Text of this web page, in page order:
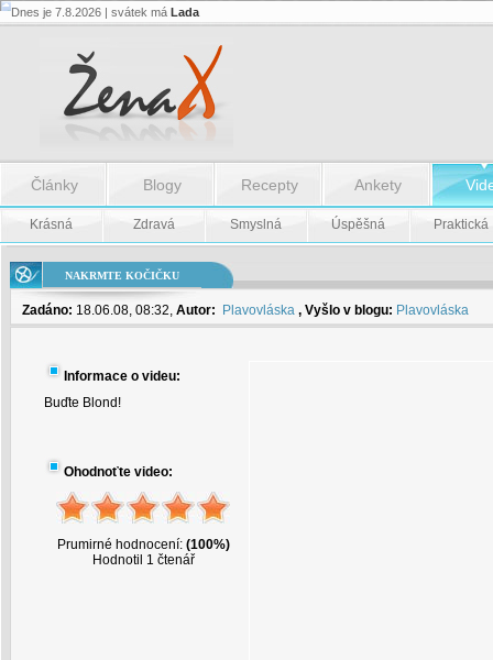
Nakrmte
Dnes je 7.8.2026 | svátek má Lada
Články Blogy Recepty Ankety
Krásná Zdravá Smyslná Úspěšná Praktická
NAKRMTE KOČIČKU
Zadáno: 18.06.08, 08:32, Autor: Plavovláska , Vyšlo v blogu: Plavovláska
Informace o videu:
Buďte Blond!
Ohodnoťte video:
Prumirné hodnocení: (100%)
Hodnotil 1 čtenář